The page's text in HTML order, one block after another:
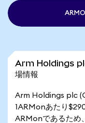
Arm Holdings
場情報
Arm Holdings plc
1ARMonあたり
ARMonであるた